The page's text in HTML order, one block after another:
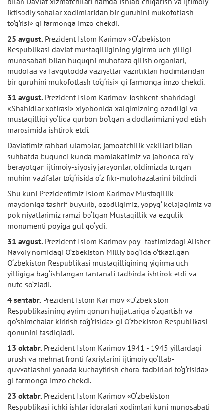
iktisodiy sohalar xodimlaridan bir guruhini mukofotlash
to‘g‘risi» gi farmonga imzo chekdi.
25 avgust. Prezident Islom Karimov «O‘zbekiston
Respublikasi davlat mustaqilligining yigirma uch yilligi
munosabati bilan huquqni muhofaza qilish organlari,
mudofaa va favqulodda vaziyatlar vazirliklari hodimlaridan
bir guruhini mukofotlash to‘g‘risi» gi farmonga imzo chekdi.
31 avgust. Prezident Islom Karimov Toshkent shahridagi
«Shahidlar xotirasi» xiyobonida xalqimizning ozodligi va
mustaqilligi yo‘lida qurbon bo‘lgan ajdodlarimizni yod etish
marosimida ishtirok etdi.
Davlatimiz rahbari ulamolar, jamoatchilik vakillari bilan
suhbatda bugungi kunda mamlakatimiz va jahonda ro‘y
berayotgan ijtimoiy-siyosiy jarayonlar, oldimizda turgan
muhim vazifalar to‘g‘risida o‘z fikr-mulohazalarini bildirdi.
Shu kuni Prezidentimiz Islom Karimov Mustaqillik
maydoniga tashrif buyurib, ozodligimiz, yopyg‘ kelajagimiz va
pok niyatlarimiz ramzi bo‘lgan Mustaqillik va ezgulik
monumenti poyiga gul qo‘ydi.
31 avgust. Prezident Islom Karimov poy- taxtimizdagi Alisher
Navoiy nomidagi O‘zbekiston Milliy bog‘ida o‘tkazilgan
O‘zbekiston Respublikasi mustaqilligining yigirma uch
yilligiga bag‘ishlangan tantanali tadbirda ishtirok etdi va
nutq so‘zladi.
4 sentabr. Prezident Islom Karimov «O‘zbekiston
Respublikasining ayrim qonun hujjatlariga o‘zgartish va
qo‘shimchalar kiritish to‘g‘risida» gi O‘zbekiston Respublikasi
qonunini tasdiqladi.
13 oktabr. Prezident Islom Karimov 1941 - 1945 yillardagi
urush va mehnat fronti faxriylarini ijtimoiy qo‘llab-
quvvatlashni yanada kuchaytirish chora-tadbirlari to‘g‘risida»
gi farmonga imzo chekdi.
23 oktabr. Prezident Islom Karimov «O‘zbekiston
Respublikasi ichki ishlar idoralari xodimlari kuni munosabati